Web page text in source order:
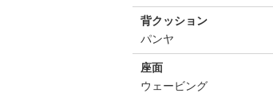
背クッション
パンヤ
座面
ウェービング